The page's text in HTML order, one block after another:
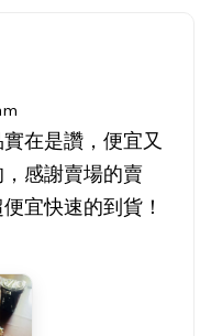
在是讚，便宜又
感謝賣場的賣
宜快速的到貨！